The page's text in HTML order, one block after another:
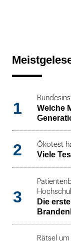
1
Welche
2 Ökotest
Viele
3
Die
Rätsel